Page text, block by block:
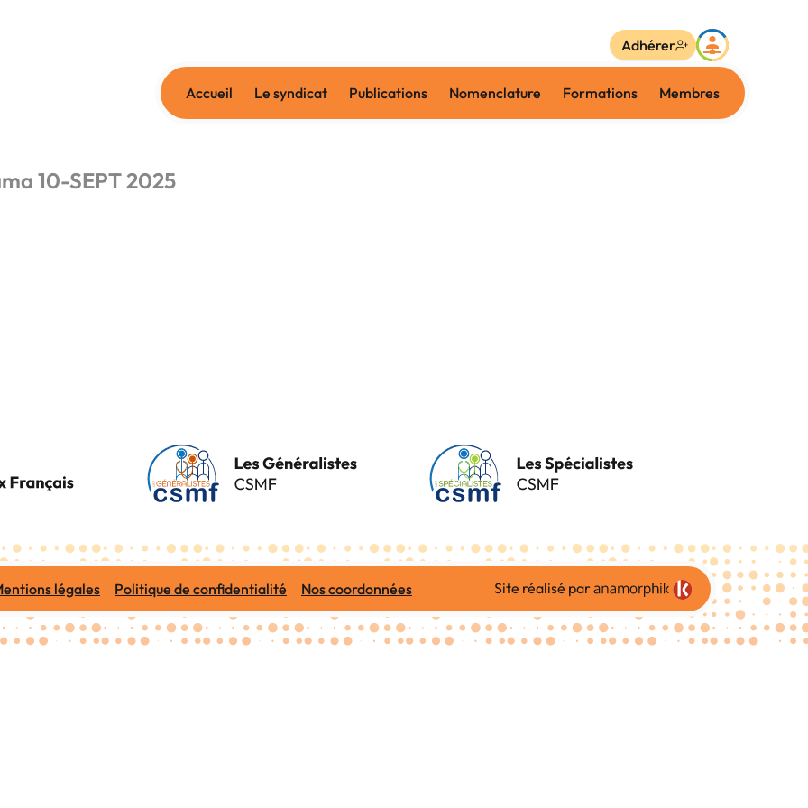
Accueil Le syndicat Publications Nomenclature Formations Membres
Adhérer
10-SEPT 2025
légales Politique de confidentialité Nos coordonnées Site réalisé par